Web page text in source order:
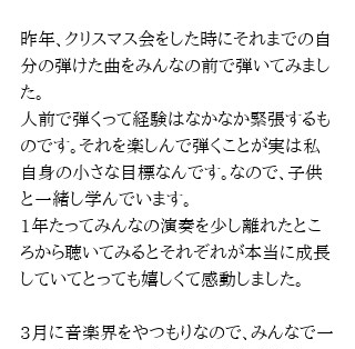
昨年、クリスマス会をした時にそれまでの自
分の弾けた曲をみんなの前で弾いてみまし
た。
人前で弾くって経験はなかなか緊張するも
のです。それを楽しんで弾くことが実は私
自身の小さな目標なんです。なので、子供
と一緒し学んでいます。
1年たってみんなの演奏を少し離れたとこ
ろから聴いてみるとそれぞれが本当に成長
していてとっても嬉しくて感動しました。
3月に音楽界をやつもりなので、みんなで一